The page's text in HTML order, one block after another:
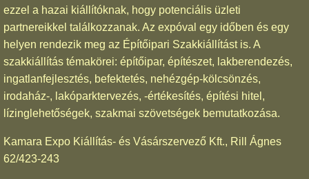
ezzel a hazai kiállítóknak, hogy potenciális üzleti
partnereikkel találkozzanak. Az expóval egy időben és egy
helyen rendezik meg az Építőipari Szakkiállítást is. A
szakkiállítás témakörei: építőipar, építészet, lakberendezés,
ingatlanfejlesztés, befektetés, nehézgép-kölcsönzés,
irodaház-, lakóparktervezés, -értékesítés, építési hitel,
lízinglehetőségek, szakmai szövetségek bemutatkozása.
Kamara Expo Kiállítás- és Vásárszervező Kft., Rill Ágnes
62/423-243